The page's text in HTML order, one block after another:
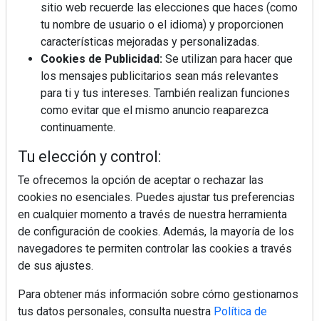
¿Por qué la cocina ha destronado al
salón como el espacio favorito de la
casa?
Sapienstone y Cupa Stone refuerzan
su alianza con una nueva superficie
cerámica que anticipa las tendencias
LivingPINO® amplía su visión del
hogar con el lanzamiento de su nueva
línea de armarios
Crecimiento a distintas velocidades: el
futuro económico de Andalucía,
Canarias, Ceuta y Melilla
sitio web recuerde las elecciones que haces (como
tu nombre de usuario o el idioma) y proporcionen
características mejoradas y personalizadas.
Cookies de Publicidad: Se utilizan para hacer que
los mensajes publicitarios sean más relevantes
para ti y tus intereses. También realizan funciones
como evitar que el mismo anuncio reaparezca
continuamente.
Tu elección y control:
Te ofrecemos la opción de aceptar o rechazar las
cookies no esenciales. Puedes ajustar tus preferencias
en cualquier momento a través de nuestra herramienta
de configuración de cookies. Además, la mayoría de los
navegadores te permiten controlar las cookies a través
de sus ajustes.
Para obtener más información sobre cómo gestionamos
tus datos personales, consulta nuestra Política de